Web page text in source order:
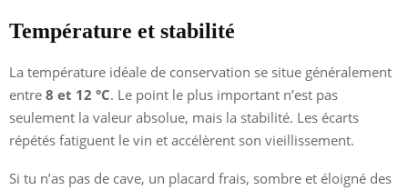
Température et stabilité
La température idéale de conservation se situe généralement
entre 8 et 12 °C. Le point le plus important n’est pas
seulement la valeur absolue, mais la stabilité. Les écarts
répétés fatiguent le vin et accélèrent son vieillissement.
Si tu n’as pas de cave, un placard frais, sombre et éloigné des